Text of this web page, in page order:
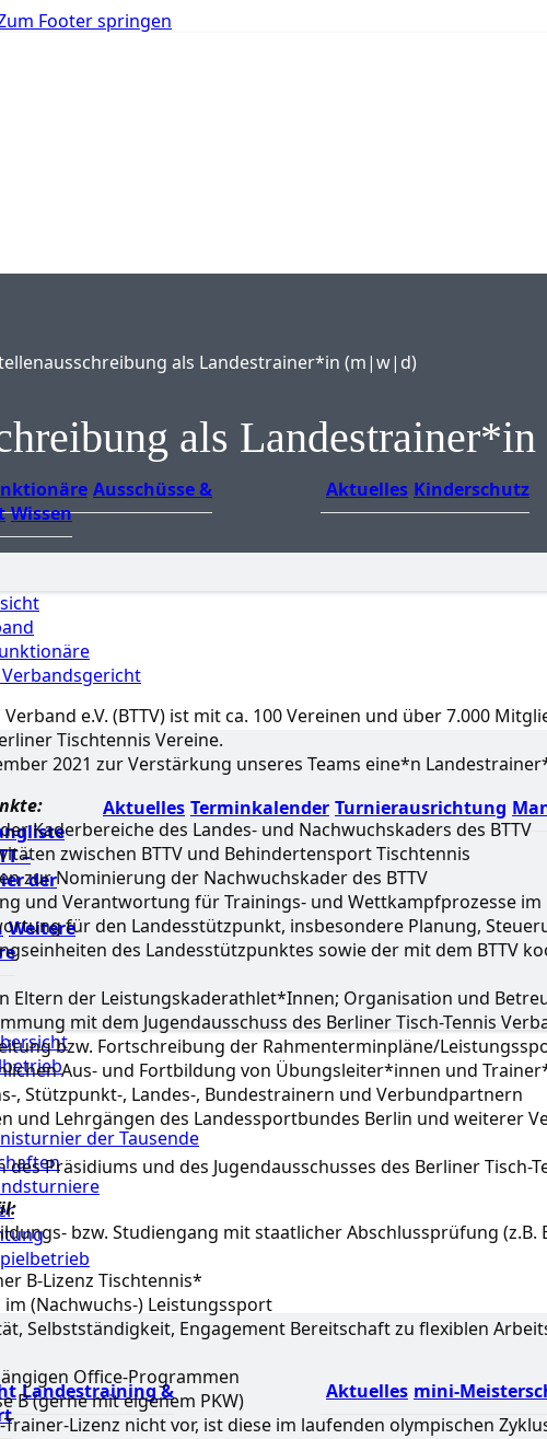
Footer springen
Ausschüsse &
Wissen
Aktuelles Kinderschutz
–
der
Weitere
Aktuelles Terminkalender Turnierausrichtung
der Tausende
Landestraining &
Aktuelles mini-
als Landestrainer*in (m|w|d)
als
e.V. (BTTV) ist mit ca. 100 Vereinen und über 7.000
Tischtennis Vereine.
2021 zur Verstärkung unseres Teams eine*n
Kaderbereiche des Landes- und Nachwuchskaders des BTTV
zwischen BTTV und Behindertensport Tischtennis
zur Nominierung der Nachwuchskader des BTTV
und Verantwortung für Trainings- und Wettkampfprozesse im
für den Landesstützpunkt, insbesondere Planung,
des Landesstützpunktes sowie der mit dem BTTV
Eltern der Leistungskaderathlet*Innen; Organisation und
mit dem Jugendausschuss des Berliner Tisch-Tennis
bzw. Fortschreibung der Rahmenterminpläne/
Aus- und Fortbildung von Übungsleiter*innen und
, Stützpunkt-, Landes-, Bundestrainern und Verbundpartnern
und Lehrgängen des Landessportbundes Berlin und weiterer
des Präsidiums und des Jugendausschusses des Berliner Tisch-
bzw. Studiengang mit staatlicher Abschlussprüfung (z.B.
B-Lizenz Tischtennis*
(Nachwuchs-) Leistungssport
Selbstständigkeit, Engagement Bereitschaft zu flexiblen
Office-Programmen
B (gerne mit eigenem PKW)
Lizenz nicht vor, ist diese im laufenden olympischen